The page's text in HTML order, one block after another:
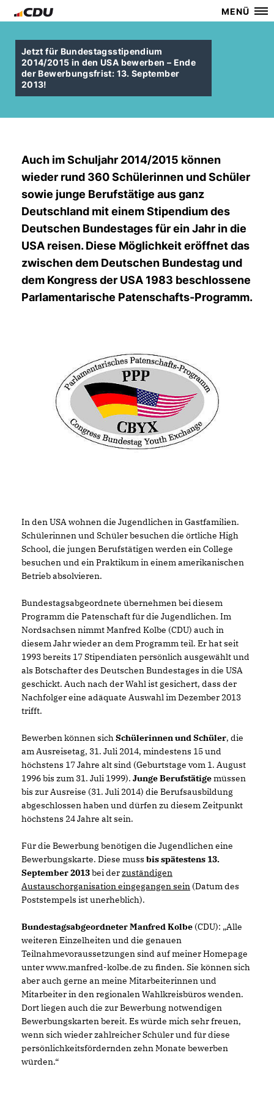
MENÜ
Jetzt für Bundestagsstipendium
2014/2015 in den USA bewerben – Ende
der Bewerbungsfrist: 13. September
2013!
Auch im Schuljahr 2014/2015 können
wieder rund 360 Schülerinnen und Schüler
sowie junge Berufstätige aus ganz
Deutschland mit einem Stipendium des
Deutschen Bundestages für ein Jahr in die
USA reisen. Diese Möglichkeit eröffnet das
zwischen dem Deutschen Bundestag und
dem Kongress der USA 1983 beschlossene
Parlamentarische Patenschafts-Programm.
In den USA wohnen die Jugendlichen in Gastfamilien.
Schülerinnen und Schüler besuchen die örtliche High
School, die jungen Berufstätigen werden ein College
besuchen und ein Praktikum in einem amerikanischen
Betrieb absolvieren.
Bundestagsabgeordnete übernehmen bei diesem
Programm die Patenschaft für die Jugendlichen. Im
Nordsachsen nimmt Manfred Kolbe (CDU) auch in
diesem Jahr wieder an dem Programm teil. Er hat seit
1993 bereits 17 Stipendiaten persönlich ausgewählt und
als Botschafter des Deutschen Bundestages in die USA
geschickt. Auch nach der Wahl ist gesichert, dass der
Nachfolger eine adäquate Auswahl im Dezember 2013
trifft.
Bewerben können sichSchülerinnen und Schüler, die
am Ausreisetag, 31. Juli 2014, mindestens 15 und
höchstens 17 Jahre alt sind (Geburtstage vom 1. August
1996 bis zum 31. Juli 1999). Junge Berufstätigemüssen
bis zur Ausreise (31. Juli 2014) die Berufsausbildung
abgeschlossen haben und dürfen zu diesem Zeitpunkt
höchstens 24 Jahre alt sein.
Für die Bewerbung benötigen die Jugendlichen eine
Bewerbungskarte. Diese muss bis spätestens 13.
September 2013bei derzuständigen
Austauschorganisation eingegangen sein (Datum des
Poststempels ist unerheblich).
Bundestagsabgeordneter Manfred Kolbe (CDU): „Alle
weiteren Einzelheiten und die genauen
Teilnahmevoraussetzungen sind auf meiner Homepage
unter www.manfred-kolbe.de zu finden. Sie können sich
aber auch gerne an meine Mitarbeiterinnen und
Mitarbeiter in den regionalen Wahlkreisbüros wenden.
Dort liegen auch die zur Bewerbung notwendigen
Bewerbungskarten bereit. Es würde mich sehr freuen,
wenn sich wieder zahlreicher Schüler und für diese
persönlichkeitsfördernden zehn Monate bewerben
würden.“